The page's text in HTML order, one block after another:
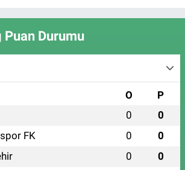
Puan Durumu
O P
0 0
FK 0 0
0 0